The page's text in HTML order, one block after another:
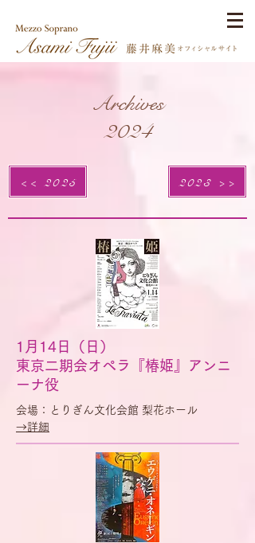
Archives
2024
<< 2025 2023 >>
1月14日（日）
東京二期会オペラ『椿姫』アンニ
ーナ役
会場：とりぎん文化会館 梨花ホール
​→詳細